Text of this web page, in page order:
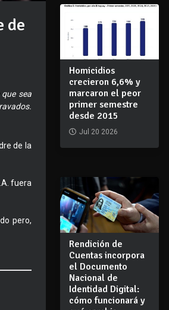
de
sea
de la
fuera
pero,
Homicidios
crecieron 6,6% y
marcaron el peor
primer semestre
desde 2015
Jul 20 2026
Rendición de
Cuentas incorpora
el Documento
Nacional de
Identidad Digital:
cómo funcionará y